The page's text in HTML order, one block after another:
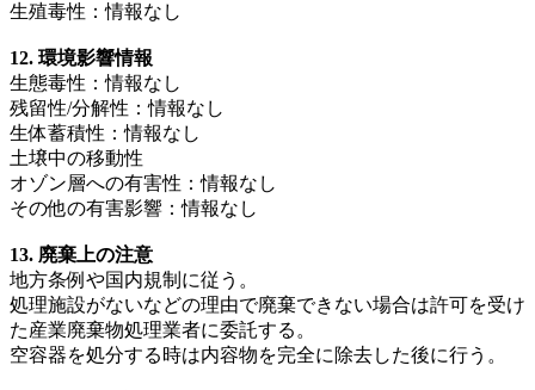
生殖毒性：情報なし
12. 環境影響情報
生態毒性：情報なし
残留性/分解性：情報なし
生体蓄積性：情報なし
土壌中の移動性
オゾン層への有害性：情報なし
その他の有害影響：情報なし
13. 廃棄上の注意
地方条例や国内規制に従う。
処理施設がないなどの理由で廃棄できない場合は許可を受け
た産業廃棄物処理業者に委託する。
空容器を処分する時は内容物を完全に除去した後に行う。